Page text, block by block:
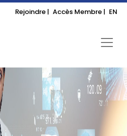
Rejoindre | Accès Membre | EN